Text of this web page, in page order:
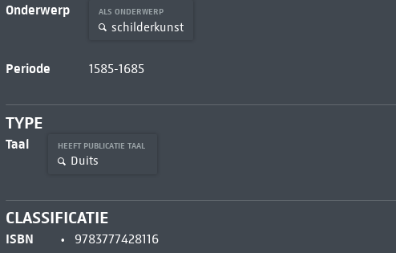
Onderwerp ALS ONDERWERP
schilderkunst
Periode 1585-1685
TYPE
Taal HEEFT PUBLICATIE TAAL
Duits
CLASSIFICATIE
ISBN
9783777428116